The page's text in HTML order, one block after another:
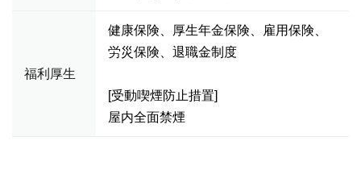
福利厚生
健康保険、厚生年金保険、雇用保険、
労災保険、退職金制度
[受動喫煙防止措置]
屋内全面禁煙